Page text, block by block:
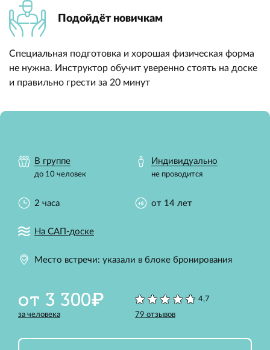
Подойдёт новичкам
Специальная подготовка и хорошая физическая форма
не нужна. Инструктор обучит уверенно стоять на доске
и правильно грести за 20 минут
В группе
до 10 человек
Индивидуально
не проводится
2 часа от 14 лет
На САП-доске
Место встречи: указали в блоке бронирования
от 3 300₽
за человека
4,7
79 отзывов